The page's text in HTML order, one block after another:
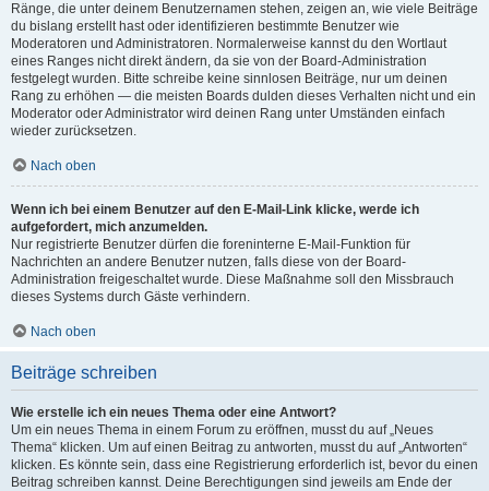
Ränge, die unter deinem Benutzernamen stehen, zeigen an, wie viele Beiträge
du bislang erstellt hast oder identifizieren bestimmte Benutzer wie
Moderatoren und Administratoren. Normalerweise kannst du den Wortlaut
eines Ranges nicht direkt ändern, da sie von der Board-Administration
festgelegt wurden. Bitte schreibe keine sinnlosen Beiträge, nur um deinen
Rang zu erhöhen — die meisten Boards dulden dieses Verhalten nicht und ein
Moderator oder Administrator wird deinen Rang unter Umständen einfach
wieder zurücksetzen.
Nach oben
Wenn ich bei einem Benutzer auf den E-Mail-Link klicke, werde ich
aufgefordert, mich anzumelden.
Nur registrierte Benutzer dürfen die foreninterne E-Mail-Funktion für
Nachrichten an andere Benutzer nutzen, falls diese von der Board-
Administration freigeschaltet wurde. Diese Maßnahme soll den Missbrauch
dieses Systems durch Gäste verhindern.
Nach oben
Beiträge schreiben
Wie erstelle ich ein neues Thema oder eine Antwort?
Um ein neues Thema in einem Forum zu eröffnen, musst du auf „Neues
Thema“ klicken. Um auf einen Beitrag zu antworten, musst du auf „Antworten“
klicken. Es könnte sein, dass eine Registrierung erforderlich ist, bevor du einen
Beitrag schreiben kannst. Deine Berechtigungen sind jeweils am Ende der